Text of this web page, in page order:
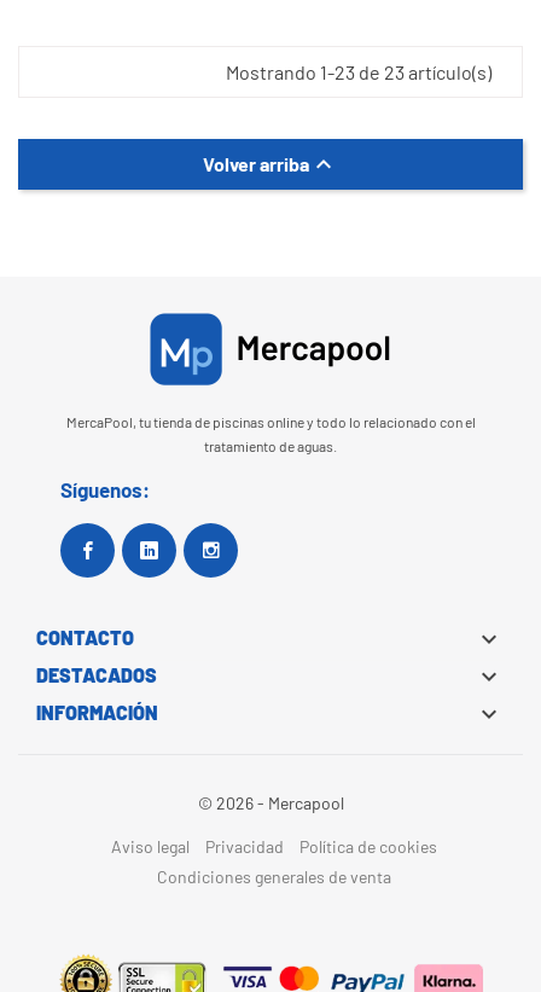
Mostrando 1-23 de 23 artículo(s)
Volver arriba 
MercaPool, tu tienda de piscinas online y todo lo relacionado con el
tratamiento de aguas.
Síguenos:
Facebook Google+
CONTACTO 
DESTACADOS 
INFORMACIÓN 
© 2026 - Mercapool
Aviso legal Privacidad
Política de cookies
Condiciones generales de venta